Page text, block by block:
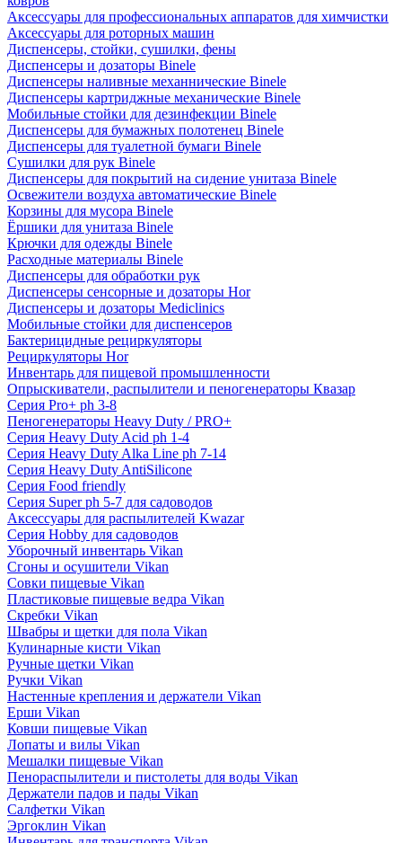
Аксессуары для профессиональных аппаратов для химчистки
Аксессуары для роторных машин
Диспенсеры, стойки, сушилки, фены
Диспенсеры и дозаторы Binele
Диспенсеры наливные механнические Binele
Диспенсеры картриджные механические Binele
Мобильные стойки для дезинфекции Binele
Диспенсеры для бумажных полотенец Binele
Диспенсеры для туалетной бумаги Binele
Сушилки для рук Binele
Диспенсеры для покрытий на сидение унитаза Binele
Освежители воздуха автоматические Binele
Корзины для мусора Binele
Ёршики для унитаза Binele
Крючки для одежды Binele
Расходные материалы Binele
Диспенсеры для обработки рук
Диспенсеры сенсорные и дозаторы Hor
Диспенсеры и дозаторы Mediclinics
Мобильные стойки для диспенсеров
Бактерицидные рециркуляторы
Рециркуляторы Hor
Инвентарь для пищевой промышленности
Опрыскиватели, распылители и пеногенераторы Квазар
Серия Pro+ ph 3-8
Пеногенераторы Heavy Duty / PRO+
Серия Heavy Duty Acid ph 1-4
Серия Heavy Duty Alka Line ph 7-14
Серия Heavy Duty AntiSilicone
Серия Food friendly
Серия Super ph 5-7 для садоводов
Аксессуары для распылителей Kwazar
Серия Hobby для садоводов
Уборочный инвентарь Vikan
Сгоны и осушители Vikan
Совки пищевые Vikan
Пластиковые пищевые ведра Vikan
Скребки Vikan
Швабры и щетки для пола Vikan
Кулинарные кисти Vikan
Ручные щетки Vikan
Ручки Vikan
Настенные крепления и держатели Vikan
Ерши Vikan
Ковши пищевые Vikan
Лопаты и вилы Vikan
Мешалки пищевые Vikan
Пенораспылители и пистолеты для воды Vikan
Держатели падов и пады Vikan
Салфетки Vikan
Эргоклин Vikan